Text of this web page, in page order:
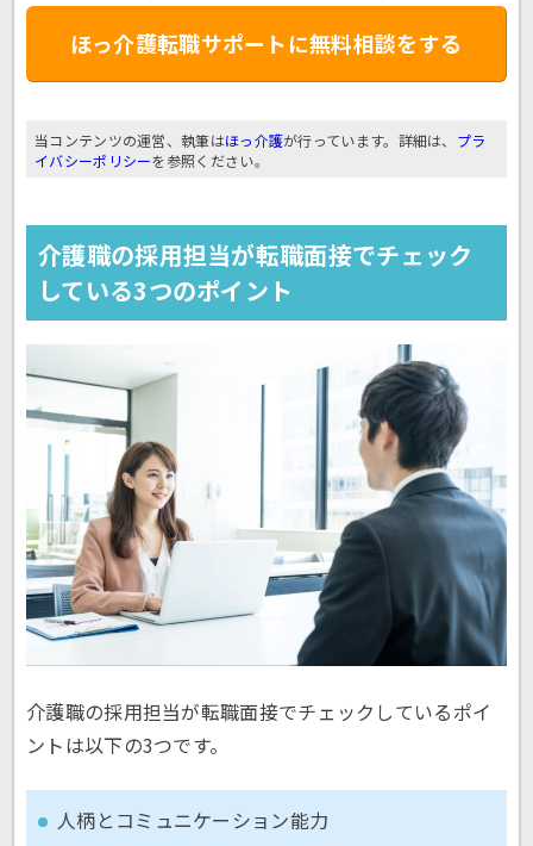
ほっ介護転職サポートに無料相談をする
当コンテンツの運営、執筆はほっ介護が行っています。詳細は、 プラ
イバシーポリシーを参照ください。
介護職の採用担当が転職面接でチェック
している3つのポイント
介護職の採用担当が転職面接でチェックしているポイ
ントは以下の3つです。
人柄とコミュニケーション能力